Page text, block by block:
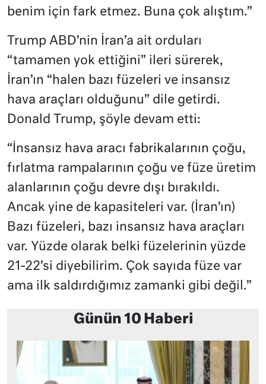
benim için fark etmez. Buna çok alıştım.”
Trump ABD’nin İran’a ait orduları
“tamamen yok ettiğini” ileri sürerek,
İran’ın “halen bazı füzeleri ve insansız
hava araçları olduğunu” dile getirdi.
Donald Trump, şöyle devam etti:
“İnsansız hava aracı fabrikalarının çoğu,
fırlatma rampalarının çoğu ve füze üretim
alanlarının çoğu devre dışı bırakıldı.
Ancak yine de kapasiteleri var. (İran’ın)
Bazı füzeleri, bazı insansız hava araçları
var. Yüzde olarak belki füzelerinin yüzde
21-22’si diyebilirim. Çok sayıda füze var
ama ilk saldırdığımız zamanki gibi değil.”
Günün 10 Haberi